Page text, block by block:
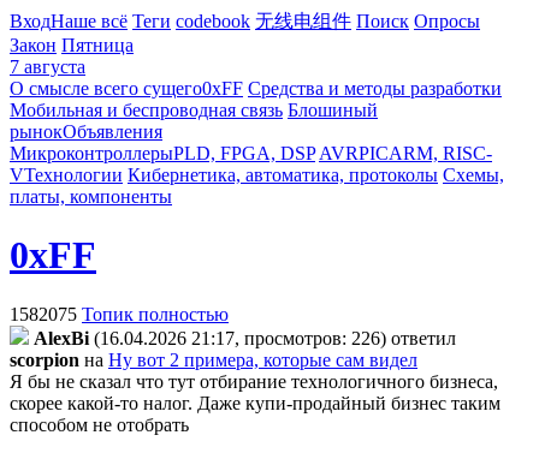
ВходНаше всё Теги codebook 无线电组件 Поиск Опросы
Закон Пятница
7 августа
О смысле всего сущего0xFF Средства и методы разработки
Мобильная и беспроводная связь Блошиный
рынокОбъявления
МикроконтроллерыPLD, FPGA, DSP AVRPICARM, RISC-
VТехнологии Кибернетика, автоматика, протоколы Схемы,
платы, компоненты
0xFF
1582075 Топик полностью
AlexBi (16.04.2026 21:17, просмотров: 226) ответил
scorpion на Ну вот 2 примера, которые сам видел
Я бы не сказал что тут отбирание технологичного бизнеса,
скорее какой-то налог. Даже купи-продайный бизнес таким
способом не отобрать